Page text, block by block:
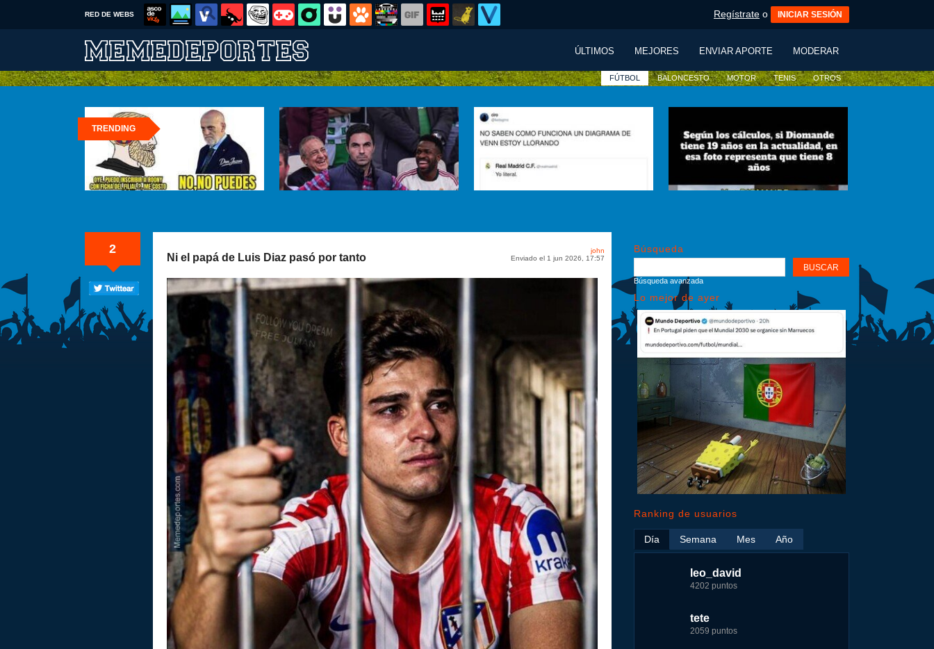
RED DE WEBS Regístrate o INICIAR SESIÓN
ÚLTIMOS MEJORES ENVIAR APORTE MODERAR
FÚTBOL BALONCESTO MOTOR TENIS OTROS
TRENDING
2
john
Enviado el 1 jun 2026, 17:57
Ni el papá de Luis Diaz pasó por tanto
Búsqueda
Búsqueda avanzada
Lo mejor de ayer
Ranking de usuarios
Día
leo_david
4202 puntos
tete
2059 puntos
Semana
leo_david
21926 puntos
fer
7229 puntos
Mes
leo_david
33385 puntos
jeremy_malpieu
15444 puntos
Año
nomedigas
339916 puntos
jeremy_malpieu
263186 puntos